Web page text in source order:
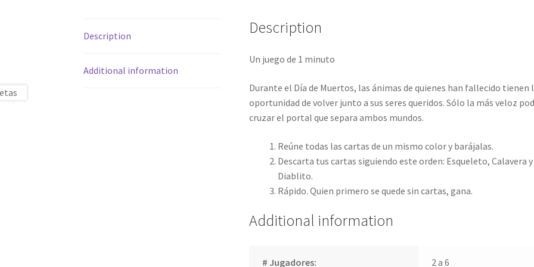
Description
Additional information
Description
Un juego de 1 minuto
Durante el Día de Muertos, las ánimas de quienes han fallecido tienen
oportunidad de volver junto a sus seres queridos. Sólo la más veloz
cruzar el portal que separa ambos mundos.
Reúne todas las cartas de un mismo color y barájalas.
Descarta tus cartas siguiendo este orden: Esqueleto, Calavera y
Diablito.
Rápido. Quien primero se quede sin cartas, gana.
Additional information
# Jugadores: 2 a 6